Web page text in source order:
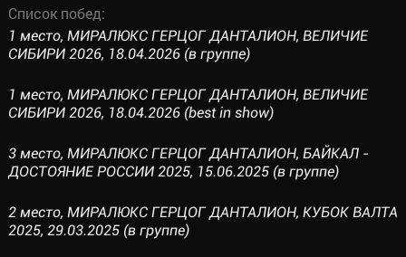
Список побед:
1 место, МИРАЛЮКС ГЕРЦОГ ДАНТАЛИОН, ВЕЛИЧИЕ
СИБИРИ 2026, 18.04.2026 (в группе)
1 место, МИРАЛЮКС ГЕРЦОГ ДАНТАЛИОН, ВЕЛИЧИЕ
СИБИРИ 2026, 18.04.2026 (best in show)
3 место, МИРАЛЮКС ГЕРЦОГ ДАНТАЛИОН, БАЙКАЛ -
ДОСТОЯНИЕ РОССИИ 2025, 15.06.2025 (в группе)
2 место, МИРАЛЮКС ГЕРЦОГ ДАНТАЛИОН, КУБОК ВАЛТА
2025, 29.03.2025 (в группе)